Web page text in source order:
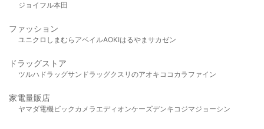
ジョイフル本田
ファッション
ユニクロ しまむら アベイルAOKIはるやま サカゼン
ドラッグストア
ツルハドラッグサンドラッグクスリのアオキ ココカラファイン
家電量販店
ヤマダ電機ビックカメラ エディオンケーズデンキ コジマジョーシン